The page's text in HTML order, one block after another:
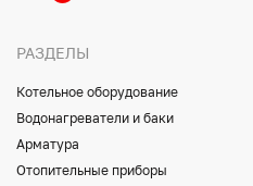
РАЗДЕЛЫ
Котельное оборудование
Водонагреватели и баки
Арматура
Отопительные приборы